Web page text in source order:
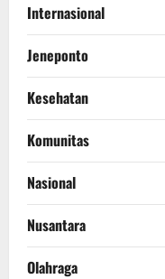
Internasional
Jeneponto
Kesehatan
Komunitas
Nasional
Nusantara
Olahraga